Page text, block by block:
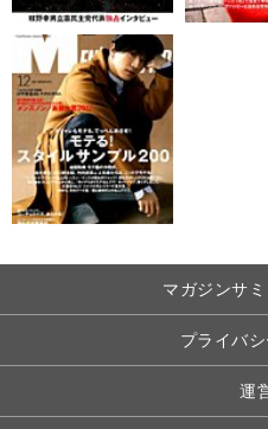
マガジンサ
プライバ
運